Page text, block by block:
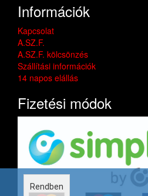
Információk
Kapcsolat
A.SZ.F.
A.SZ.F. kölcsönzés
Szállítási információk
14 napos elállás
Fizetési módok
Rendben